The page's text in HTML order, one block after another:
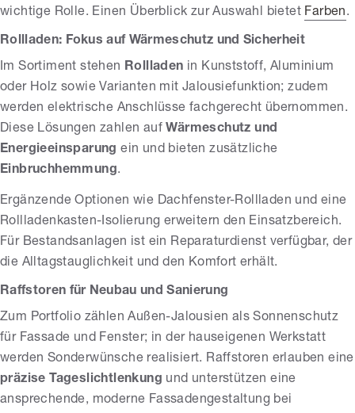
wichtige Rolle. Einen Überblick zur Auswahl bietet Farben.
Rollladen: Fokus auf Wärmeschutz und Sicherheit
Im Sortiment stehen Rollladen in Kunststoff, Aluminium
oder Holz sowie Varianten mit Jalousiefunktion; zudem
werden elektrische Anschlüsse fachgerecht übernommen.
Diese Lösungen zahlen auf Wärmeschutz und
Energieeinsparung ein und bieten zusätzliche
Einbruchhemmung.
Ergänzende Optionen wie Dachfenster-Rollladen und eine
Rollladenkasten-Isolierung erweitern den Einsatzbereich.
Für Bestandsanlagen ist ein Reparaturdienst verfügbar, der
die Alltagstauglichkeit und den Komfort erhält.
Raffstoren für Neubau und Sanierung
Zum Portfolio zählen Außen-Jalousien als Sonnenschutz
für Fassade und Fenster; in der hauseigenen Werkstatt
werden Sonderwünsche realisiert. Raffstoren erlauben eine
präzise Tageslichtlenkung und unterstützen eine
ansprechende, moderne Fassadengestaltung bei